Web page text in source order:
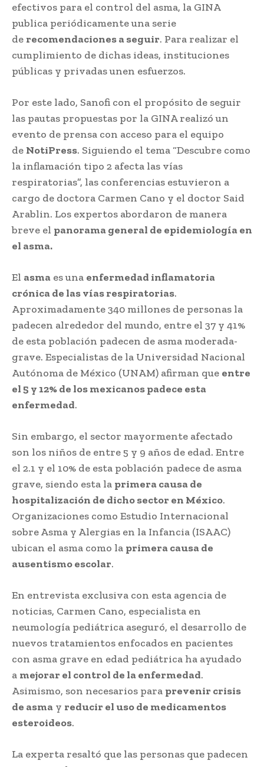
efectivos para el control del asma, la GINA
publica periódicamente una serie
de recomendaciones a seguir. Para realizar el
cumplimiento de dichas ideas, instituciones
públicas y privadas unen esfuerzos.
Por este lado, Sanofi con el propósito de seguir
las pautas propuestas por la GINA realizó un
evento de prensa con acceso para el equipo
de NotiPress. Siguiendo el tema “Descubre como
la inflamación tipo 2 afecta las vías
respiratorias”, las conferencias estuvieron a
cargo de doctora Carmen Cano y el doctor Said
Arablin. Los expertos abordaron de manera
breve el panorama general de epidemiología en
el asma.
El asma es una enfermedad inflamatoria
crónica de las vías respiratorias.
Aproximadamente 340 millones de personas la
padecen alrededor del mundo, entre el 37 y 41%
de esta población padecen de asma moderada-
grave. Especialistas de la Universidad Nacional
Autónoma de México (UNAM) afirman que entre
el 5 y 12% de los mexicanos padece esta
enfermedad.
Sin embargo, el sector mayormente afectado
son los niños de entre 5 y 9 años de edad. Entre
el 2.1 y el 10% de esta población padece de asma
grave, siendo esta la primera causa de
hospitalización de dicho sector en México.
Organizaciones como Estudio Internacional
sobre Asma y Alergias en la Infancia (ISAAC)
ubican el asma como la primera causa de
ausentismo escolar.
En entrevista exclusiva con esta agencia de
noticias, Carmen Cano, especialista en
neumología pediátrica aseguró, el desarrollo de
nuevos tratamientos enfocados en pacientes
con asma grave en edad pediátrica ha ayudado
a mejorar el control de la enfermedad.
Asimismo, son necesarios para prevenir crisis
de asma y reducir el uso de medicamentos
esteroideos.
La experta resaltó que las personas que padecen